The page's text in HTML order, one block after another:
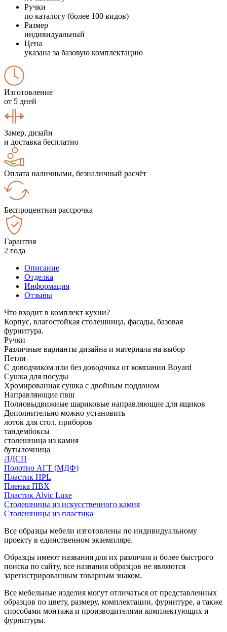
Ручки
по каталогу (более 100 видов)
Размер
индивидуальный
Цена
указана за базовую комплектацию
Изготовление
от 5 дней
Замер, дизайн
и доставка бесплатно
Оплата наличными, безналичный расчёт
Беспроцентная рассрочка
Гарантия
2 года
Описание
Отделка
Информация
Отзывы
Что входит в комплект кухни?
Корпус, влагостойкая столешница, фасады, базовая
фурнитура.
Ручки
Различные варианты дизайна и материала на выбор
Петли
С доводчиком или без доводчика от компании Boyard
Сушка для посуды
Хромированная сушка с двойным поддоном
Направляющие пвш
Полновыдвижные шариковые направляющие для ящиков
Дополнительно можно установить
лоток для стол. приборов
тандембоксы
столешница из камня
бутылочница
ЛДСП
Полотно АГТ (МДФ)
Пластик HPL
Пленка ПВХ
Пластик Alvic Luxe
Столешницы из искусственного камня
Столешницы из пластика
Все образцы мебели изготовлены по индивидуальному
проекту в единственном экземпляре.
Образцы имеют названия для их различия и более быстрого
поиска по сайту, все названия образцов не являются
зарегистрированным товарным знаком.
Все мебельные изделия могут отличаться от представленных
образцов по цвету, размеру, комплектации, фурнитуре, а также
способами монтажа и производителями комплектующих и
фурнитуры.